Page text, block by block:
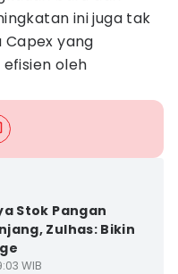
ini juga tak
yang
oleh
Stok Pangan
Zulhas: Bikin
WIB